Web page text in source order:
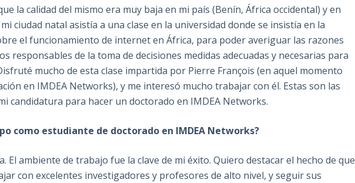
la calidad del mismo era muy baja en mi país (Benín, África occidental) y en
ciudad natal asistía a una clase en la universidad donde se insistía en la
el funcionamiento de internet en África, para poder averiguar las razones
responsables de la toma de decisiones medidas adecuadas y necesarias para
mucho de esta clase impartida por Pierre François (en aquel momento
en IMDEA Networks), y me interesó mucho trabajar con él. Estas son las
candidatura para hacer un doctorado en IMDEA Networks.
como estudiante de doctorado en IMDEA Networks?
El ambiente de trabajo fue la clave de mi éxito. Quiero destacar el hecho de que
con excelentes investigadores y profesores de alto nivel, y seguir sus